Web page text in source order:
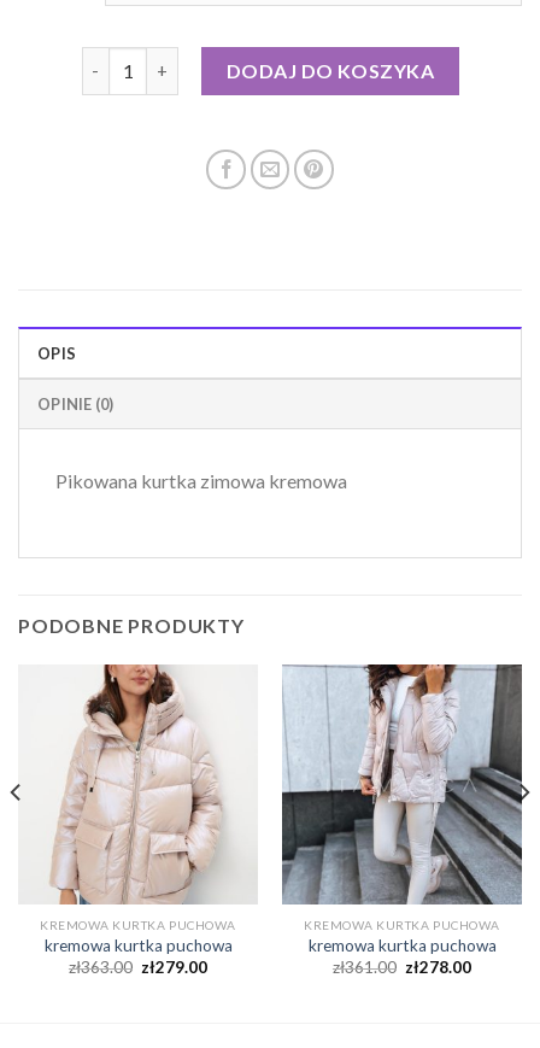
DODAJ DO KOSZYKA
OPIS
OPINIE (0)
Pikowana kurtka zimowa kremowa
PODOBNE PRODUKTY
KREMOWA KURTKA PUCHOWA
kremowa kurtka puchowa
zł363.00 zł279.00
KREMOWA KURTKA PUCHOWA
kremowa kurtka puchowa
zł361.00 zł278.00